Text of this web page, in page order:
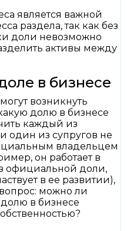
является важной
раздела, так как без
доли невозможно
активы между
в бизнесе
возникнуть
долю в бизнесе
каждый из
один из супругов не
владельцем
он работает в
официальной доли,
в ее развитии),
можно ли
в бизнесе